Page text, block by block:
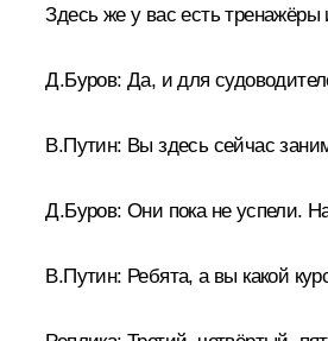
Здесь же у вас есть
Д.Буров: Да, и для
В.Путин: Вы здесь сейчас
Д.Буров: Они пока не успели.
В.Путин: Ребята, а вы какой